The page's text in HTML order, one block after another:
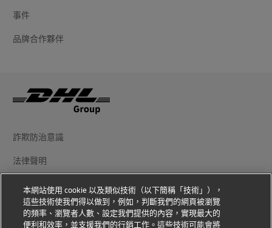
事件
品牌合作夥伴
詐欺防治意識
法律聲明
使用條款
隱私權聲明
本網站使用 cookie 以及類似技術（以下簡稱「技術」），
這些技術使我們得以做到，例如，判斷我們的網頁被瀏覽
的頻率、瀏覽者人數、設定我們提供的內容，實現最大的
便利和效率，並支援我們的行銷工作。這些技術可能會將